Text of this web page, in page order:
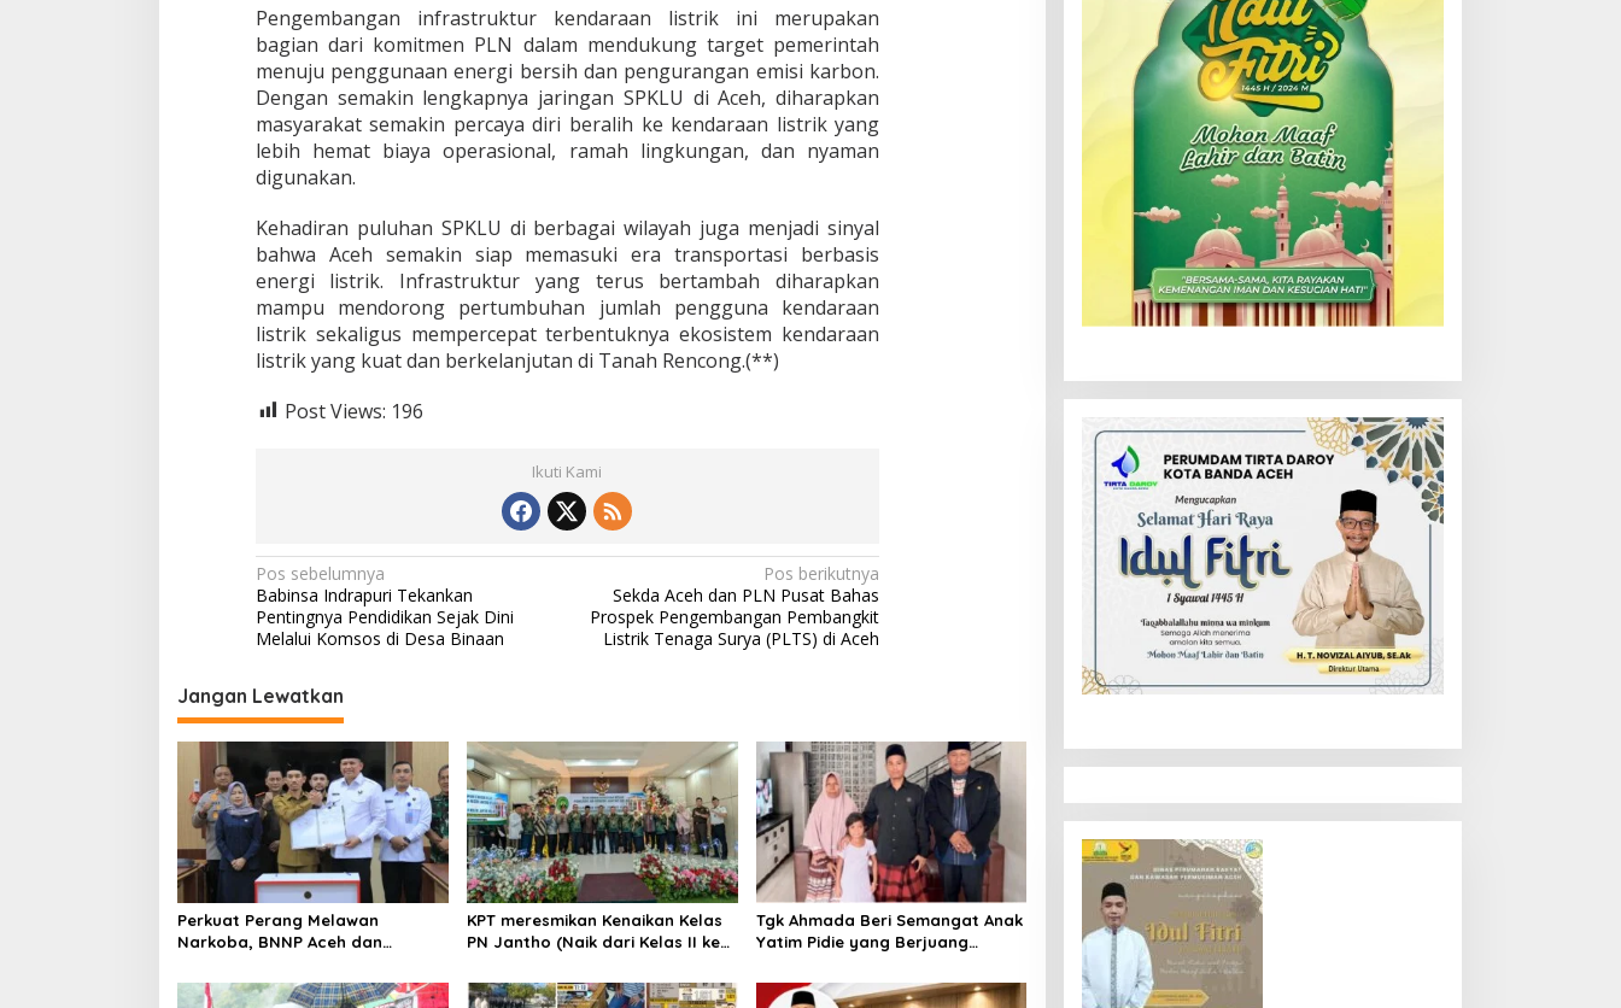
Pengembangan infrastruktur kendaraan listrik ini merupakan
bagian dari komitmen PLN dalam mendukung target pemerintah
menuju penggunaan energi bersih dan pengurangan emisi karbon.
Dengan semakin lengkapnya jaringan SPKLU di Aceh, diharapkan
masyarakat semakin percaya diri beralih ke kendaraan listrik yang
lebih hemat biaya operasional, ramah lingkungan, dan nyaman
digunakan.
Kehadiran puluhan SPKLU di berbagai wilayah juga menjadi sinyal
bahwa Aceh semakin siap memasuki era transportasi berbasis
energi listrik. Infrastruktur yang terus bertambah diharapkan
mampu mendorong pertumbuhan jumlah pengguna kendaraan
listrik sekaligus mempercepat terbentuknya ekosistem kendaraan
listrik yang kuat dan berkelanjutan di Tanah Rencong.(**)
Post Views: 196
Ikuti Kami
N
a
v
i
g
a
s
i
p
o
s
Pos sebelumnya
Babinsa Indrapuri Tekankan
Pentingnya Pendidikan Sejak Dini
Melalui Komsos di Desa Binaan
Pos berikutnya
Sekda Aceh dan PLN Pusat Bahas
Prospek Pengembangan Pembangkit
Listrik Tenaga Surya (PLTS) di Aceh
Jangan Lewatkan
Perkuat Perang Melawan
Narkoba, BNNP Aceh dan
P4GN
KPT meresmikan Kenaikan Kelas
PN Jantho (Naik dari Kelas II ke
Tgk Ahmada Beri Semangat Anak
Yatim Pidie yang Berjuang